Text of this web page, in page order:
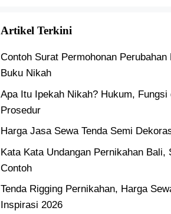
Artikel Terkini
Contoh Surat Permohonan Perubahan
Buku Nikah
Apa Itu Ipekah Nikah? Hukum, Fungsi
Prosedur
Harga Jasa Sewa Tenda Semi
Kata Kata Undangan Pernikahan Bali,
Contoh
Tenda Rigging Pernikahan, Harga
Inspirasi 2026